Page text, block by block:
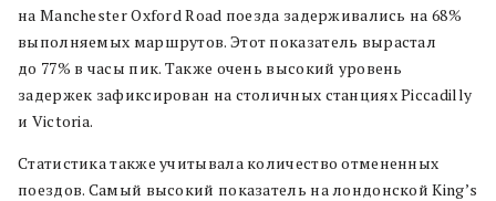
на Manchester Oxford Road поезда задерживались на 68%
выполняемых маршрутов. Этот показатель вырастал
до 77% в часы пик. Также очень высокий уровень
задержек зафиксирован на столичных станциях Piccadilly
и Victoria.
Статистика также учитывала количество отмененных
поездов. Самый высокий показатель на лондонской King’s